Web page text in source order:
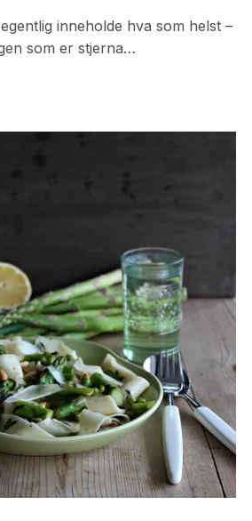
inneholde hva som helst –
som er stjerna…